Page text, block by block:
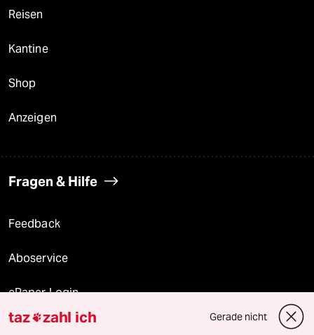
Reisen
Kantine
Shop
Anzeigen
Fragen & Hilfe
Feedback
Aboservice
ePaper Login
Downloads für Abonnierende
taz zahl ich Gerade nicht